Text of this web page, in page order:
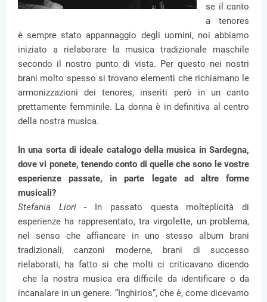
se il canto
a tenores
è sempre stato appannaggio degli uomini, noi abbiamo
iniziato a rielaborare la musica tradizionale maschile
secondo il nostro punto di vista. Per questo nei nostri
brani molto spesso si trovano elementi che richiamano le
armonizzazioni dei tenores, inseriti però in un canto
prettamente femminile. La donna è in definitiva al centro
della nostra musica.
In una sorta di ideale catalogo della musica in Sardegna,
dove vi ponete, tenendo conto di quelle che sono le vostre
esperienze passate, in parte legate ad altre forme
musicali?
Stefania Liori - In passato questa molteplicità di
esperienze ha rappresentato, tra virgolette, un problema,
nel senso che affiancare in uno stesso album brani
tradizionali, canzoni moderne, brani di successo
rielaborati, ha fatto sì che molti ci criticavano dicendo
che la nostra musica era difficile da identificare o da
incanalare in un genere. “Inghirios”, che è, come dicevamo